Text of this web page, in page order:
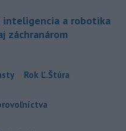
inteligencia a robotika
záchranárom
Rok Ľ.Štúra